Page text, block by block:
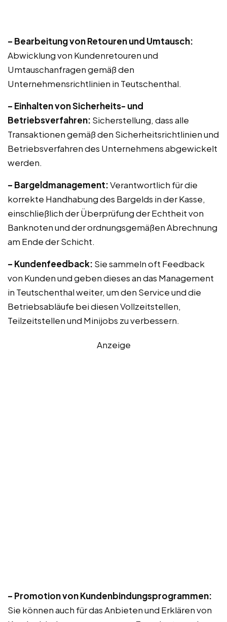
– Bearbeitung von Retouren und Umtausch:
Abwicklung von Kundenretouren und
Umtauschanfragen gemäß den
Unternehmensrichtlinien in Teutschenthal.
– Einhalten von Sicherheits- und
Betriebsverfahren: Sicherstellung, dass alle
Transaktionen gemäß den Sicherheitsrichtlinien und
Betriebsverfahren des Unternehmens abgewickelt
werden.
– Bargeldmanagement:Verantwortlich für die
korrekte Handhabung des Bargelds in der Kasse,
einschließlich der Überprüfung der Echtheit von
Banknoten und der ordnungsgemäßen Abrechnung
am Ende der Schicht.
– Kundenfeedback: Sie sammeln oft Feedback
von Kunden und geben dieses an das Management
in Teutschenthal weiter, um den Service und die
Betriebsabläufe bei diesen Vollzeitstellen,
Teilzeitstellen und Minijobs zu verbessern.
Anzeige
– Promotion von Kundenbindungsprogrammen:
Sie können auch für das Anbieten und Erklären von